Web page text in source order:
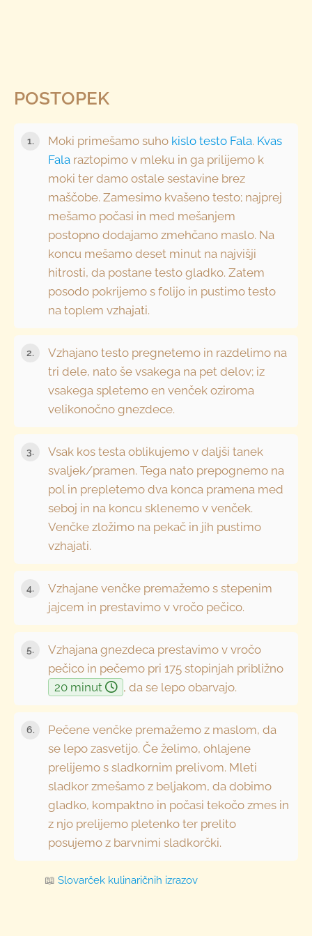
POSTOPEK
Moki primešamo suho kislo testo Fala. Kvas
Fala raztopimo v mleku in ga prilijemo k
moki ter damo ostale sestavine brez
maščobe. Zamesimo kvašeno testo; najprej
mešamo počasi in med mešanjem
postopno dodajamo zmehčano maslo. Na
koncu mešamo deset minut na najvišji
hitrosti, da postane testo gladko. Zatem
posodo pokrijemo s folijo in pustimo testo
na toplem vzhajati.
Vzhajano testo pregnetemo in razdelimo na
tri dele, nato še vsakega na pet delov; iz
vsakega spletemo en venček oziroma
velikonočno gnezdece.
Vsak kos testa oblikujemo v daljši tanek
svaljek/pramen. Tega nato prepognemo na
pol in prepletemo dva konca pramena med
seboj in na koncu sklenemo v venček.
Venčke zložimo na pekač in jih pustimo
vzhajati.
Vzhajane venčke premažemo s stepenim
jajcem in prestavimo v vročo pečico.
Vzhajana gnezdeca prestavimo v vročo
pečico in pečemo pri 175 stopinjah približno
20 minut
, da se lepo obarvajo.
Pečene venčke premažemo z maslom, da
se lepo zasvetijo. Če želimo, ohlajene
prelijemo s sladkornim prelivom. Mleti
sladkor zmešamo z beljakom, da dobimo
gladko, kompaktno in počasi tekočo zmes in
z njo prelijemo pletenko ter prelito
posujemo z barvnimi sladkorčki.
📖Slovarček kulinaričnih izrazov